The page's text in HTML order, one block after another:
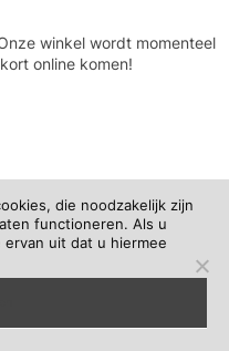
winkel wordt momenteel
online komen!
die noodzakelijk zijn
functioneren. Als u
uit dat u hiermee